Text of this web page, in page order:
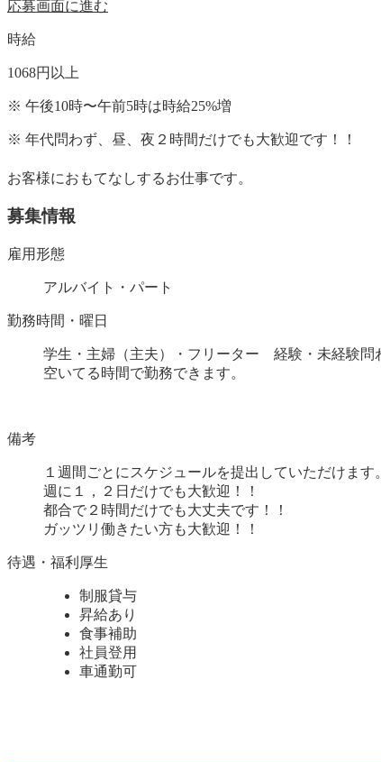
応募画面に進む
時給
1068円 以上
※ 午後10時〜午前5時は時給25%増
※ 年代問わず、昼、夜２時間だけでも大歓迎です！！
お客様におもてなしするお仕事です。
募集情報
雇用形態
アルバイト・パート
勤務時間・曜日
学生・主婦（主夫）・フリーター 経験・未経験問
空いてる時間で勤務できます。
備考
１週間ごとにスケジュールを提出していただけます。
週に１，２日だけでも大歓迎！！
都合で２時間だけでも大丈夫です！！
ガッツリ働きたい方も大歓迎！！
待遇・福利厚生
制服貸与
昇給あり
食事補助
社員登用
車通勤可